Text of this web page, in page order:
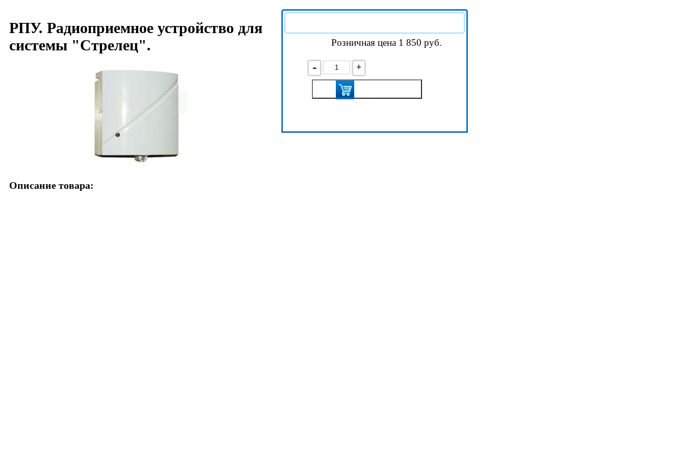
РПУ. Радиоприемное устройство для
системы "Стрелец".
Розничная цена 1 850 руб.
- +
Описание товара: